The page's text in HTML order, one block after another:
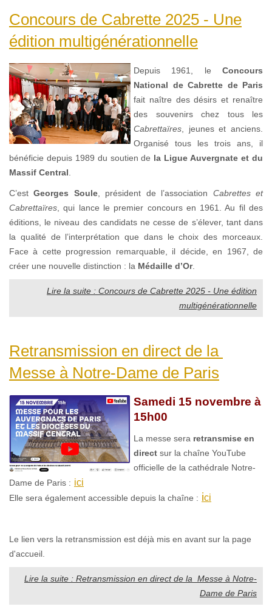
Concours de Cabrette 2025 - Une
édition multigénérationnelle
Depuis 1961, le Concours
National de Cabrette de Paris
fait naître des désirs et renaître
des souvenirs chez tous les
Cabrettaïres , jeunes et anciens.
Organisé tous les trois ans, il
bénéficie depuis 1989 du soutien de la Ligue Auvergnate et du
Massif Central
C’estGeorges Soule, président de l’association Cabrettes et
Cabrettaïres , qui lance le premier concours en 1961. Au fil des
éditions, le niveau des candidats ne cesse de s’élever, tant dans
la qualité de l’interprétation que dans le choix des morceaux.
Face à cette progression remarquable, il décide, en 1967, de
créer une nouvelle distinction : la Médaille d’Or.
Lire la suite : Concours de Cabrette 2025 - Une édition
multigénérationnelle
Retransmission en direct de la
Messe à Notre-Dame de Paris
Samedi 15 novembre à
15h00
La messe sera retransmise en
direct sur la chaîne YouTube
officielle de la cathédrale Notre-
Dame de Paris : ici
Elle sera également accessible depuis la chaîne : ici
Le lien vers la retransmission est déjà mis en avant sur la page
d'accueil.
Lire la suite : Retransmission en direct de la Messe à Notre-
Dame de Paris